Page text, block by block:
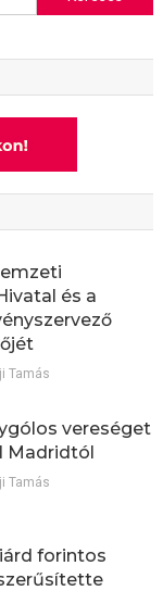
és a
Tamás
vereséget
Madridtól
Tamás
forintos